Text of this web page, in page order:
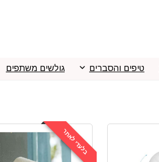
טיפים והסברים גולשים משתפים
בלעדי לאתר